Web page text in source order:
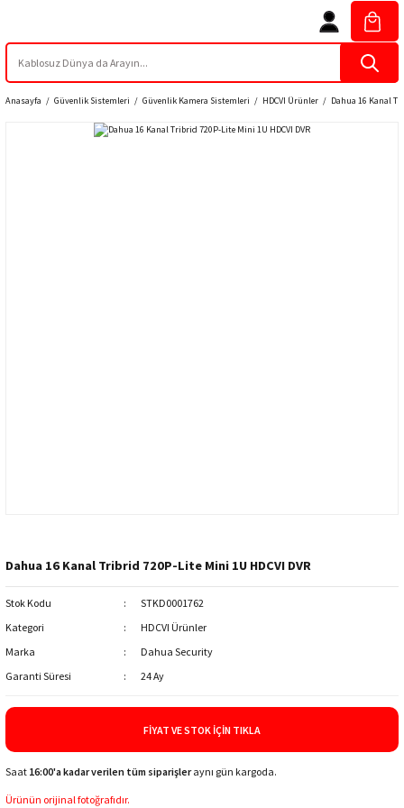
Anasayfa Güvenlik Sistemleri Güvenlik Kamera Sistemleri HDCVI Ürünler Dahua 16 Kanal
Dahua 16 Kanal Tribrid 720P-Lite Mini 1U HDCVI DVR
Stok Kodu
STKD0001762
Kategori
HDCVI Ürünler
Marka
Dahua Security
Garanti Süresi
24 Ay
FIYAT VE STOK İÇIN TIKLA
Saat 16:00'a kadar verilen tüm siparişleraynı gün kargoda.
Ürünün orijinal fotoğrafıdır.